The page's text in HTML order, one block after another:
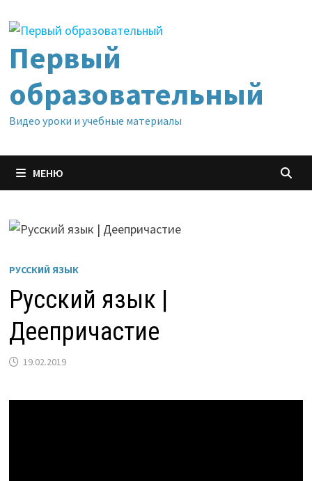
содержимому
Первый
образовательный
Видео уроки и учебные материалы
МЕНЮ
РУССКИЙ ЯЗЫК
Русский язык |
Деепричастие
19.02.2019